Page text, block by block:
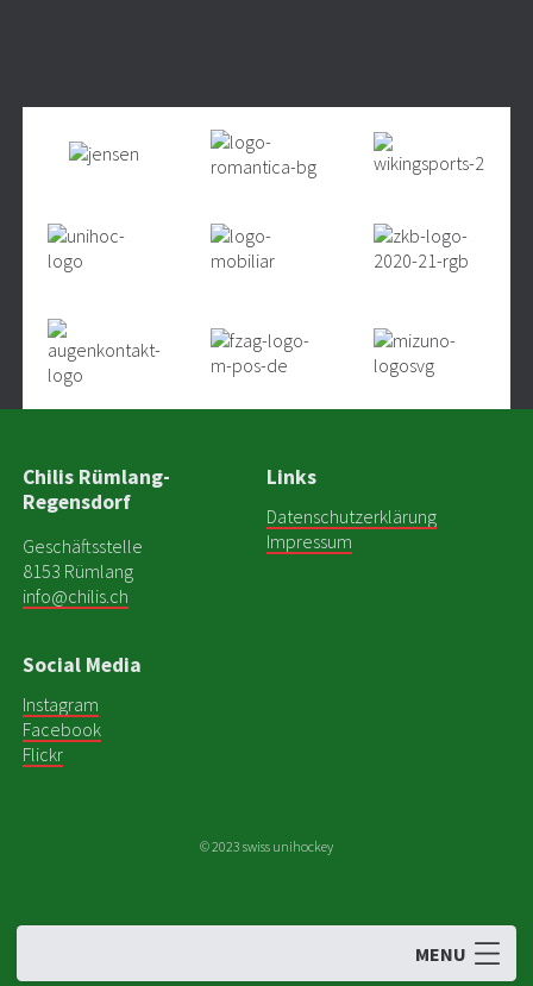
NEWS
Chilis Rümlang-
Regensdorf
Geschäftsstelle
8153 Rümlang
info@chilis.ch
Links
Datenschutzerklärung
Impressum
Social Media
Instagram
Facebook
Flickr
© 2023 swiss unihockey